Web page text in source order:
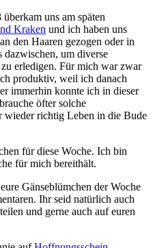
überkam uns am späten
Kraken und ich haben uns
den Haaren gezogen oder in
dazwischen, um diverse
erledigen. Für mich war zwar
produktiv, weil ich danach
immerhin konnte ich in dieser
öfter solche
wieder richtig Leben in die Bude
für diese Woche. Ich bin
für mich bereithält.
Gänseblümchen der Woche
Ihr seid natürlich auch
und gerne auch auf euren